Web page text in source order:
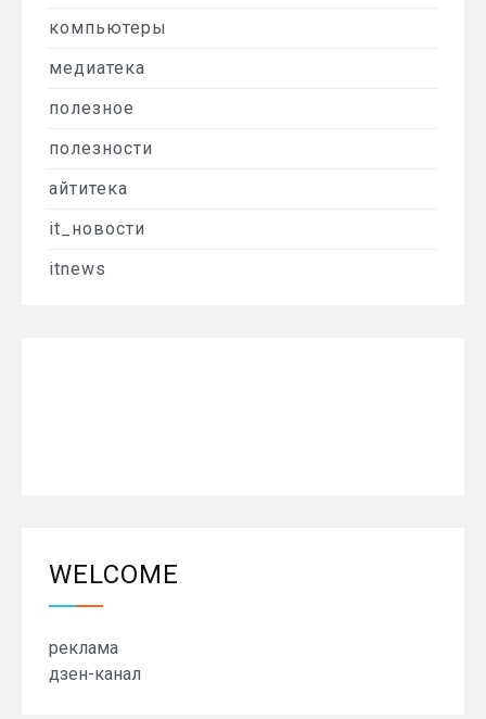
компьютеры
медиатека
полезное
полезности
айтитека
it_новости
itnews
WELCOME
реклама
дзен-канал